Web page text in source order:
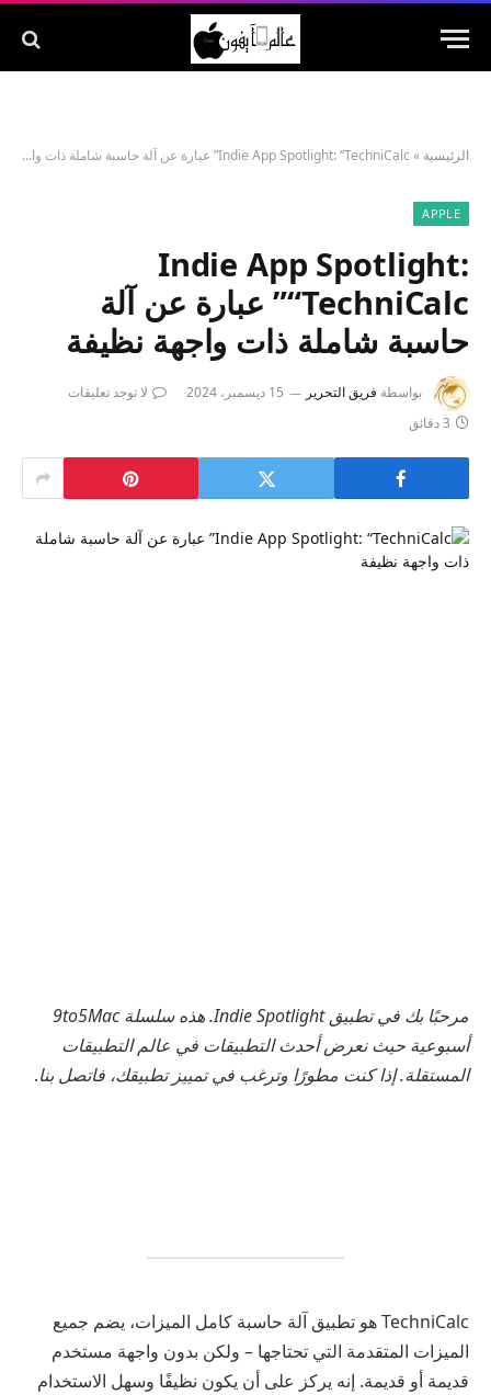
الرئيسية » Indie App Spotlight: “TechniCalc” عبارة عن آلة حاسبة شاملة ذات واجهة نظيفة
APPLE
Indie App Spotlight:
“TechniCalc” عبارة عن آلة
حاسبة شاملة ذات واجهة نظيفة
بواسطة فريق التحرير 15 ديسمبر، 2024
لا توجد تعليقات
3 دقائق
مرحبًا بك في تطبيق Indie Spotlight. هذه سلسلة 9to5Mac
أسبوعية حيث نعرض أحدث التطبيقات في عالم التطبيقات
المستقلة. إذا كنت مطورًا وترغب في تمييز تطبيقك، فاتصل بنا.
TechniCalc هو تطبيق آلة حاسبة كامل الميزات، يضم جميع
الميزات المتقدمة التي تحتاجها – ولكن بدون واجهة مستخدم
قديمة أو قديمة. إنه يركز على أن يكون نظيفًا وسهل الاستخدام